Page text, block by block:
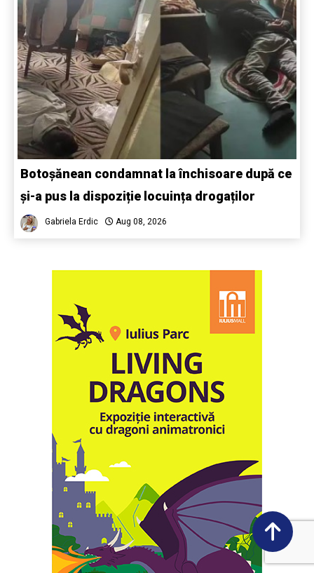
Botoșănean condamnat la închisoare după ce
și-a pus la dispoziție locuința drogaților
Gabriela Erdic Aug 08, 2026